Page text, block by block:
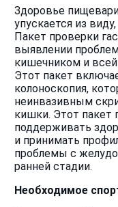
Здоровье
упускается из
Пакет проверки
выявлении
кишечником и
Этот пакет
колоноскопия,
неинвазивным
кишки. Этот пакет
поддерживать
и принимать
проблемы с
ранней стадии.
Необходимое